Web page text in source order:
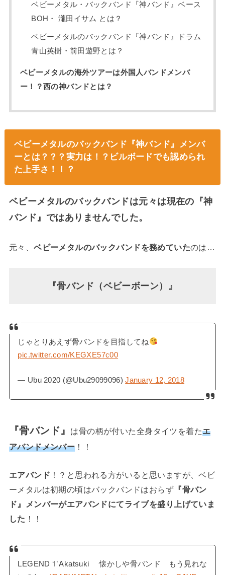
ベビーメタル・バックバンド『神バンド』ベース
BOH・ 瀧田イサム とは？
ベビーメタルのバックバンド『神バンド』ドラム
青山英樹・前田遊野とは？
ベビーメタルの海外ツアーは外国人バンドメンバ
ー！？西の神バンドとは？
ベビーメタルのバックバンド『神バンド』メンバ
ーとは？？？実力は！？ビルボードでも認められ
た上手さ！！？
ベビーメタルのバックバンドは元々は現在の『神
バンド』ではありませんでした。
元々、ベビーメタルのバックバンドを務めていたのは…
『骨バンド（ベビーボーン）』
じゃとりあえず骨バンドを目指してね
pic.twitter.com/KEGXE57c00
— Ubu 2020 (@Ubu29099096)January 12, 2018
『骨バンド』 は骨の柄が付いた全身タイツを着たエ
アバンドメンバー ！！
エアバンド ！？と思われる方がいると思いますが、ベビ
ーメタルは初期の頃はバックバンドはおらず 『骨バン
ド』メンバーがエアバンドにてライブを盛り上げていま
した ！！
LEGEND ‘I’ Akatsuki 懐かしや骨バンド もう見れな